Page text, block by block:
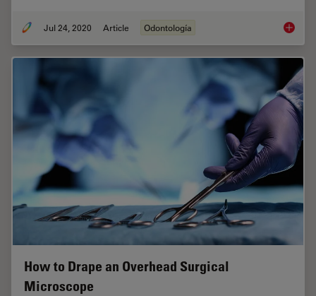
Jul 24, 2020 Article Odontología How
How to Drape an Overhead Surgical
Microscope